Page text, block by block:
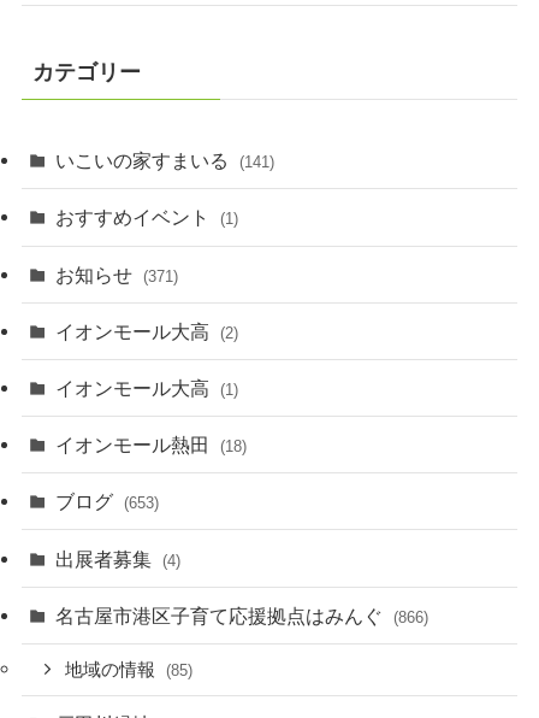
カテゴリー
いこいの家すまいる (141)
おすすめイベント (1)
お知らせ (371)
イオンモール大高 (2)
イオンモール大高 (1)
イオンモール熱田 (18)
ブログ (653)
出展者募集 (4)
名古屋市港区子育て応援拠点はみんぐ (866)
地域の情報 (85)